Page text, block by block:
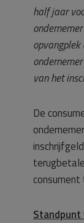
half jaar
opvangplek
van het
De
consument
Standpunt